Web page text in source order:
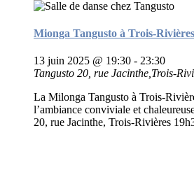
Mionga Tangusto à Trois-Rivières
13 juin 2025 @ 19:30 - 23:30
Tangusto 20, rue Jacinthe,Trois-
La Milonga Tangusto à Trois-
l’ambiance conviviale et
20, rue Jacinthe, Trois-Rivières